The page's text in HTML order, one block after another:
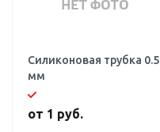
Силиконовая трубка 0.5
мм
от 1 руб.